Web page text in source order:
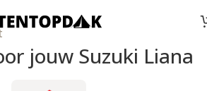
jouw Suzuki Liana